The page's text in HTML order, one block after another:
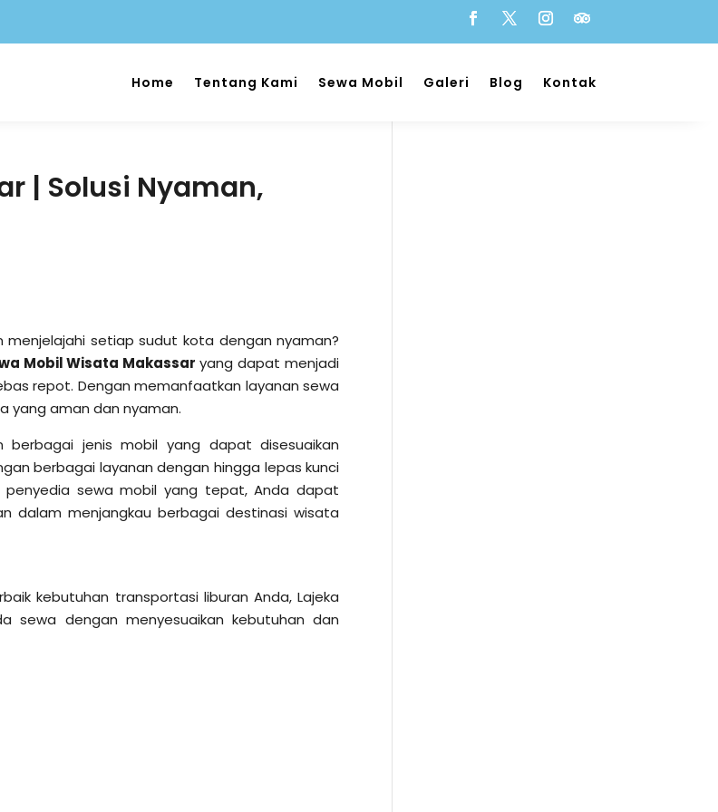
Home Tentang Kami Sewa Mobil Galeri Blog Kontak
| Solusi Nyaman,
menjelajahi setiap sudut kota dengan nyaman?
Mobil Wisata Makassaryang dapat menjadi
repot. Dengan memanfaatkan layanan sewa
yang aman dan nyaman.
berbagai jenis mobil yang dapat disesuaikan
berbagai layanan dengan hingga lepas kunci
penyedia sewa mobil yang tepat, Anda dapat
dalam menjangkau berbagai destinasi wisata
kebutuhan transportasi liburan Anda, Lajeka
sewa dengan menyesuaikan kebutuhan dan